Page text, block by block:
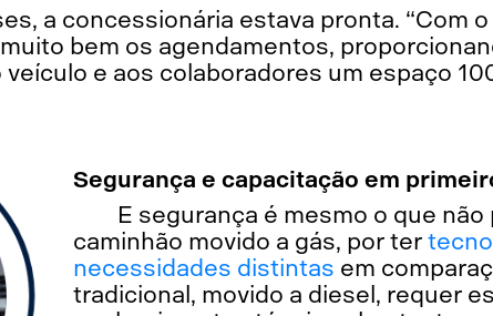
a concessionária estava pronta. “Com
bem os agendamentos,
e aos colaboradores um espaço
Segurança e capacitação em
E segurança é mesmo o que não
caminhão movido a gás, por ter
necessidades distintas em
tradicional, movido a diesel, requer